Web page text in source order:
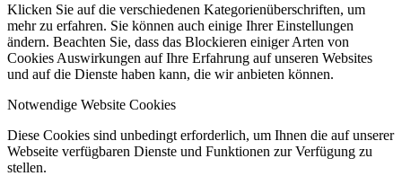
Klicken Sie auf die verschiedenen Kategorienüberschriften, um
mehr zu erfahren. Sie können auch einige Ihrer Einstellungen
ändern. Beachten Sie, dass das Blockieren einiger Arten von
Cookies Auswirkungen auf Ihre Erfahrung auf unseren Websites
und auf die Dienste haben kann, die wir anbieten können.
Notwendige Website Cookies
Diese Cookies sind unbedingt erforderlich, um Ihnen die auf unserer
Webseite verfügbaren Dienste und Funktionen zur Verfügung zu
stellen.